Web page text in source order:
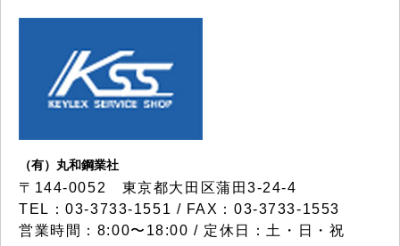
（有）丸和鋼業社
〒144-0052 東京都大田区蒲田3-24-4
TEL：03-3733-1551 / FAX：03-3733-1553
営業時間：8:00〜18:00 / 定休日：土・日・祝